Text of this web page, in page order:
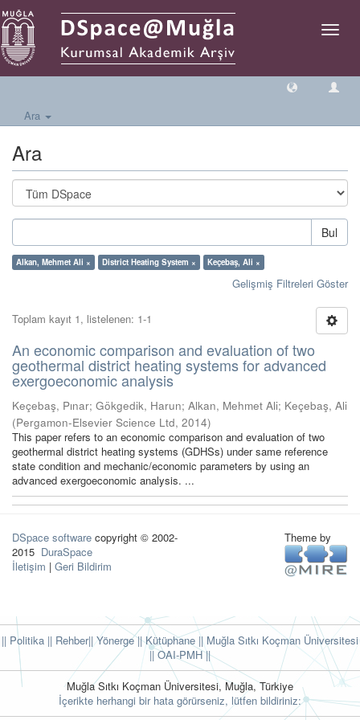
Geçiş
Ara
Ara
Bul
Alkan, Mehmet Ali × District Heating System × Keçebaş, Ali ×
Gelişmiş Filtreleri Göster
Toplam kayıt 1, listelenen: 1-1
An economic comparison and evaluation of two
geothermal district heating systems for advanced
exergoeconomic analysis
Keçebaş, Pınar; Gökgedik, Harun; Alkan, Mehmet Ali; Keçebaş, Ali
(Pergamon-Elsevier Science Ltd, 2014)
This paper refers to an economic comparison and evaluation of two
geothermal district heating systems (GDHSs) under same reference
state condition and mechanic/economic parameters by using an
advanced exergoeconomic analysis. ...
DSpace software copyright © 2002-
2015 DuraSpace
İletişim | Geri Bildirim
Theme by
|| Politika || Rehber|| Yönerge|| Kütüphane || Muğla Sıtkı Koçman Üniversitesi
||OAI-PMH ||
Muğla Sıtkı Koçman Üniversitesi, Muğla, Türkiye
İçerikte herhangi bir hata görürseniz, lütfen bildiriniz: